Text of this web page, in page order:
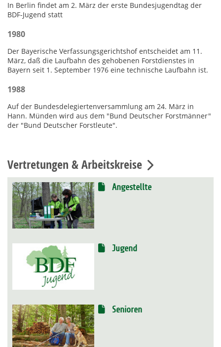
In Berlin findet am 2. März der erste Bundesjugendtag der
BDF-Jugend statt
1980
Der Bayerische Verfassungsgerichtshof entscheidet am 11.
März, daß die Laufbahn des gehobenen Forstdienstes in
Bayern seit 1. September 1976 eine technische Laufbahn ist.
1988
Auf der Bundesdelegiertenversammlung am 24. März in
Hann. Münden wird aus dem "Bund Deutscher Forstmänner"
der "Bund Deutscher Forstleute".
Vertretungen & Arbeitskreise
Angestellte
Jugend
Senioren